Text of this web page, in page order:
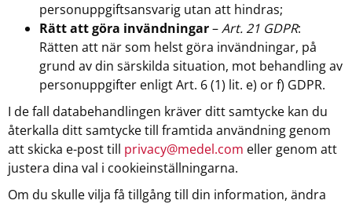
personuppgiftsansvarig utan att hindras;
Rätt att göra invändningar–Art. 21 GDPR:
Rätten att när som helst göra invändningar, på
grund av din särskilda situation, mot behandling av
personuppgifter enligt Art. 6 (1) lit. e) or f) GDPR.
I de fall databehandlingen kräver ditt samtycke kan du
återkalla ditt samtycke till framtida användning genom
att skicka e-post till privacy@medel.com eller genom att
justera dina val i cookieinställningarna.
Om du skulle vilja få tillgång till din information, ändra